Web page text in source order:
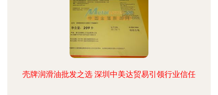
壳牌润滑油批发之选 深圳中美达贸易引领行业信任